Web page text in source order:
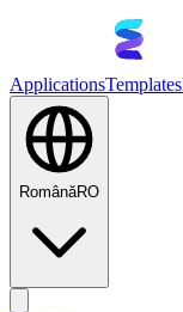
ApplicationsTemplates
RomânăRO